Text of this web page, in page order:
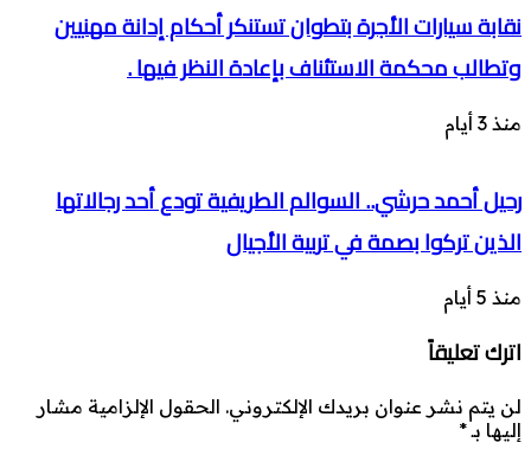
نقابة سيارات الأجرة بتطوان تستنكر أحكام إدانة مهنيين
وتطالب محكمة الاستئناف بإعادة النظر فيها .
منذ 3 أيام
رحيل أحمد حرشي.. السوالم الطريفية تودع أحد رجالاتها
الذين تركوا بصمة في تربية الأجيال
منذ 5 أيام
اترك تعليقاً
لن يتم نشر عنوان بريدك الإلكتروني. الحقول الإلزامية مشار
إليها بـ*